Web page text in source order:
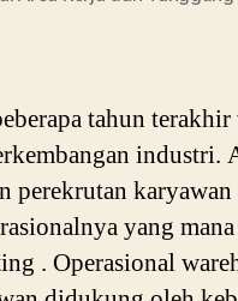
tahun terakhir
industri.
perekrutan karyawan
yang
. Operasional